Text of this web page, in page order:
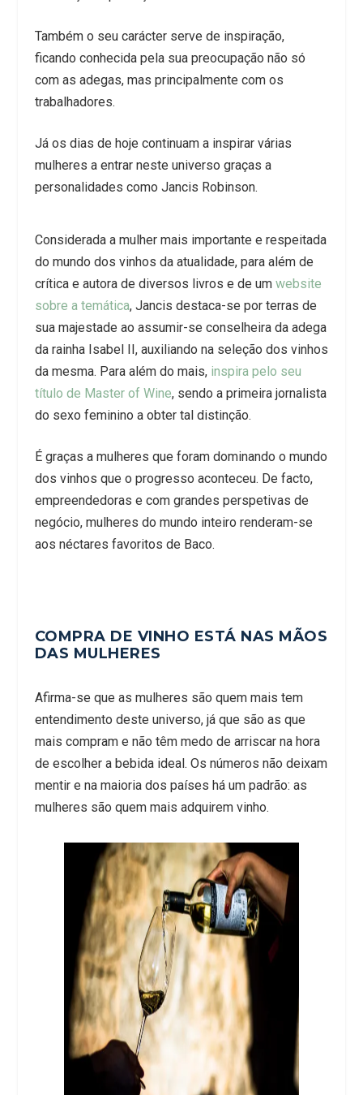
Também o seu carácter serve de inspiração,
ficando conhecida pela sua preocupação não só
com as adegas, mas principalmente com os
trabalhadores.
Já os dias de hoje continuam a inspirar várias
mulheres a entrar neste universo graças a
personalidades como Jancis Robinson.
Considerada a mulher mais importante e respeitada
do mundo dos vinhos da atualidade, para além de
crítica e autora de diversos livros e de um website
sobre a temática, Jancis destaca-se por terras de
sua majestade ao assumir-se conselheira da adega
da rainha Isabel II, auxiliando na seleção dos vinhos
da mesma. Para além do mais, inspira pelo seu
título de Master of Wine, sendo a primeira jornalista
do sexo feminino a obter tal distinção.
É graças a mulheres que foram dominando o mundo
dos vinhos que o progresso aconteceu. De facto,
empreendedoras e com grandes perspetivas de
negócio, mulheres do mundo inteiro renderam-se
aos néctares favoritos de Baco.
COMPRA DE VINHO ESTÁ NAS MÃOS
DAS MULHERES
Afirma-se que as mulheres são quem mais tem
entendimento deste universo, já que são as que
mais compram e não têm medo de arriscar na hora
de escolher a bebida ideal. Os números não deixam
mentir e na maioria dos países há um padrão: as
mulheres são quem mais adquirem vinho.